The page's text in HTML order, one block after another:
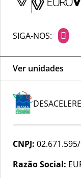
Ver unidades
SIGA-NOS:
CNPJ:
Razão Social: